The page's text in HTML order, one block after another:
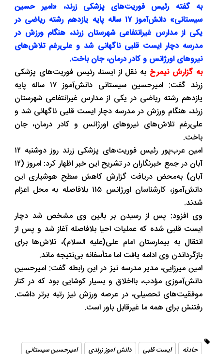
به گفته رئیس فوریت‌های پزشکی زرند، «امیر حسین
سیستانی» دانش‌آموز ۱۷ ساله پایه یازدهم رشته ریاضی در
یکی از مدارس غیرانتفاعی شهرستان زرند، هنگام ورزش در
مدرسه دچار ایست قلبی ناگهانی شد و علی‌رغم تلاش‌های
نیروهای اورژانس و کادر درمان، جان باخت.
به گزارش نیمرخ به نقل از ایسنا، رئیس فوریت‌های پزشکی
زرند گفت: امیرحسین سیستانی دانش‌آموز ۱۷ ساله پایه
یازدهم رشته ریاضی در یکی از مدارس غیرانتفاعی شهرستان
زرند، هنگام ورزش در مدرسه دچار ایست قلبی ناگهانی شد و
علی‌رغم تلاش‌های نیروهای اورژانس و کادر درمان، جان
باخت.
امین عرب‌پور رئیس فوریت‌های پزشکی زرند روز دوشنبه ۱۲
آبان در جمع خبرنگاران در تشریح این خبر اظهار کرد: امروز (۱۲
آبان) به‌محض دریافت گزارش کاهش سطح هوشیاری این
دانش‌آموز، کارشناسان اورژانس ۱۱۵ بلافاصله به محل اعزام
شدند.
وی افزود: پس از رسیدن بر بالین وی مشخص شد دچار
ایست قلبی شده که عملیات احیا بلافاصله آغاز شد و پس از
انتقال به بیمارستان امام علی(علیه السلام)، تلاش‌ها برای
بازگرداندن وی ادامه یافت اما متأسفانه بی‌نتیجه ماند.
امین میرزایی، مدیر مدرسه نیز در این رابطه گفت: امیرحسین
دانش‌آموزی مؤدب، بااخلاق و بسیار کوشایی بود که در کنار
موفقیت‌های تحصیلی، در عرصه ورزش نیز رتبه برتر داشت.
رفتنش برای همه ما غیرقابل باور است.
حادثه ایست قلبی دانش آموز زرندی
امیرحسین سیستانی